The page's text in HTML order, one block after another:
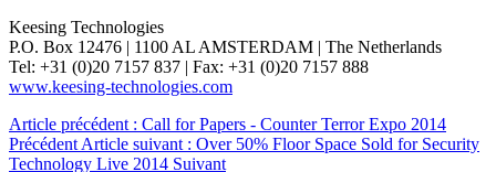
Keesing Technologies
P.O. Box 12476 | 1100 AL AMSTERDAM | The Netherlands
Tel: +31 (0)20 7157 837 | Fax: +31 (0)20 7157 888
www.keesing-technologies.com
Article précédent : Call for Papers - Counter Terror Expo 2014
Précédent Article suivant : Over 50% Floor Space Sold for Security
Technology Live 2014 Suivant